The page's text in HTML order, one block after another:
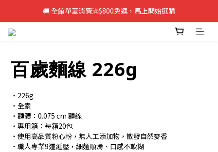
🚚 全館單筆消費滿$800免運，馬上開始選購
🚚 全館單筆消費滿$800免運，馬上開始選購
百歲麵線 226g
・226g
・全素
・麵體：0.075 cm 麵線
・專用箱：每箱20包
・使用高品質粉心粉，無人工添加物，散發自然麥香
・職人專業9道延壓，細麵順滑、口感不軟糊